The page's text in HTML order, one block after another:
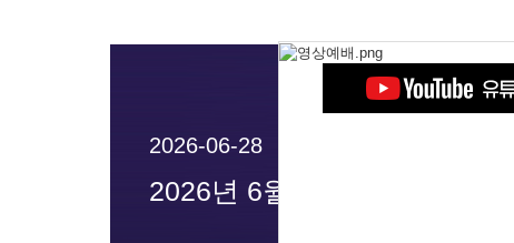
2026-06-28